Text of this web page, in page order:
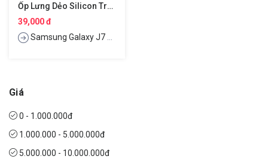
Ốp Lưng Dẻo Silicon Trong Suốt Cho Samsung Galaxy J7 Dou Hiệu Ultra Thin
39,000 đ
Samsung Galaxy J7 Dou
Giá
0 - 1.000.000đ
1.000.000 - 5.000.000đ
5.000.000 - 10.000.000đ